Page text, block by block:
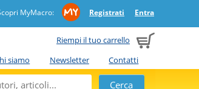
MyMacro: Registrati Entra
Riempi il tuo carrello
siamo
Newsletter Contatti